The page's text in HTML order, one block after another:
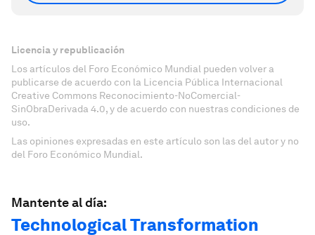
Licencia y republicación
Los artículos del Foro Económico Mundial pueden volver a
publicarse de acuerdo con la Licencia Pública Internacional
Creative Commons Reconocimiento-NoComercial-
SinObraDerivada 4.0, y de acuerdo con nuestras condiciones de
uso.
Las opiniones expresadas en este artículo son las del autor y no
del Foro Económico Mundial.
Mantente al día:
Technological Transformation